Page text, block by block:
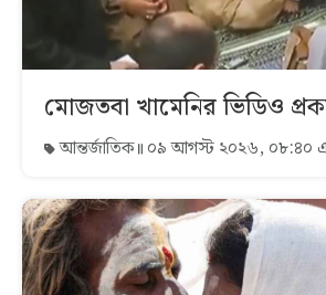
মোজতবা খামেনির ভিডিও
আন্তর্জাতিক ০৯ আগস্ট ২০২৬, ০৮:৪০